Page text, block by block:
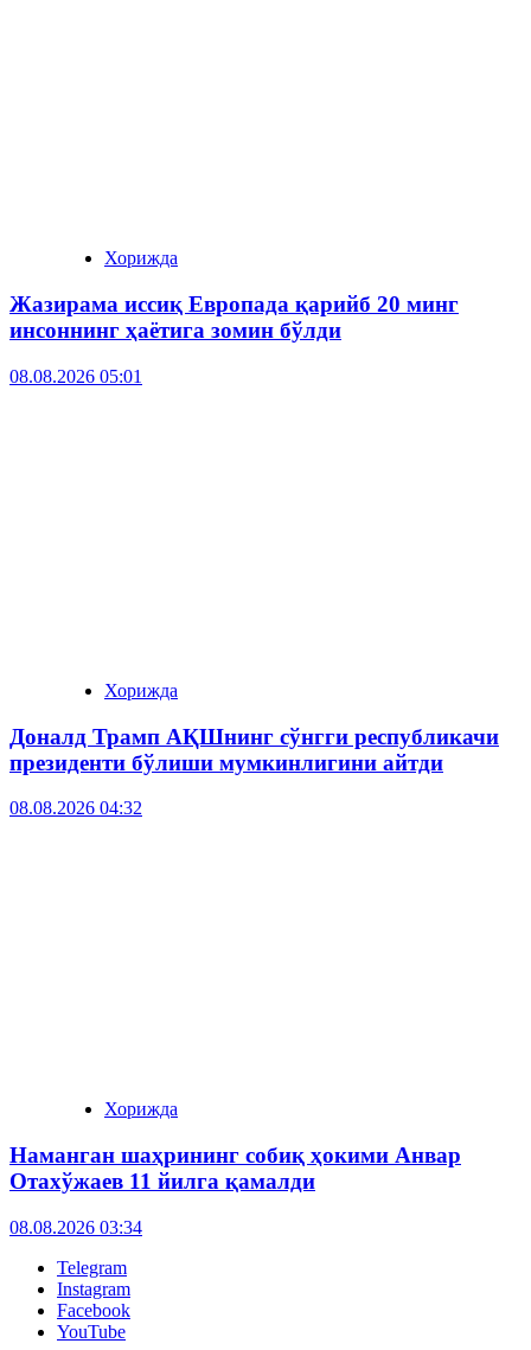
Хорижда
Жазирама иссиқ Европада қарийб 20 минг
инсоннинг ҳаётига зомин бўлди
08.08.2026 05:01
Хорижда
Доналд Трамп АҚШнинг сўнгги республикачи
президенти бўлиши мумкинлигини айтди
08.08.2026 04:32
Хорижда
Наманган шаҳрининг собиқ ҳокими Анвар
Отахўжаев 11 йилга қамалди
08.08.2026 03:34
Telegram
Instagram
Facebook
YouTube